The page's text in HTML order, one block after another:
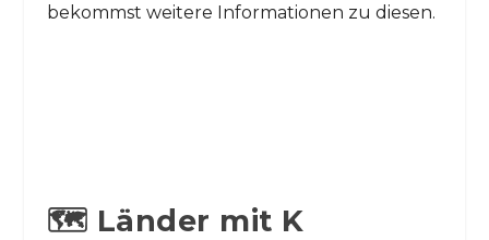
bekommst weitere Informationen zu diesen.
🗺️ Länder mit K